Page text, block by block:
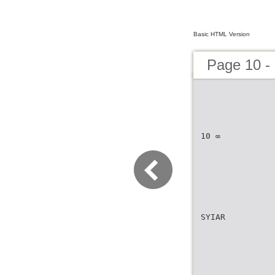
Basic HTML Version
Page 10
10 ∞
SYIAR